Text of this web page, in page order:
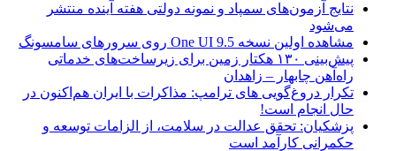
نتایج آزمون‌های سمپاد و نمونه دولتی هفته آینده منتشر
می‌شود
مشاهده اولین نسخه One UI 9.5 روی سرورهای سامسونگ
پیش‌بینی ۱۳۰ هکتار زمین برای زیرساخت‌های خدماتی
راه‌آهن چابهار – زاهدان
تکرار دروغ‌گویی های ترامپ: مذاکرات با ایران هم‌اکنون در
حال انجام است!
پزشکیان: تحقق عدالت در سلامت، از الزامات توسعه و
حکمرانی کارآمد است